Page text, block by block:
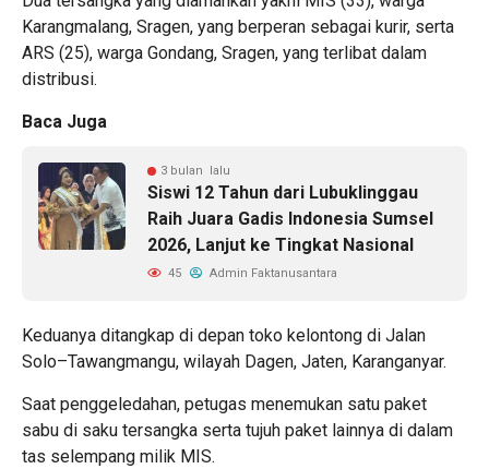
Karangmalang, Sragen, yang berperan sebagai kurir, serta
ARS (25), warga Gondang, Sragen, yang terlibat dalam
distribusi.
Baca Juga
3 bulan lalu
Siswi 12 Tahun dari Lubuklinggau
Raih Juara Gadis Indonesia Sumsel
2026, Lanjut ke Tingkat Nasional
45 Admin Faktanusantara
Keduanya ditangkap di depan toko kelontong di Jalan
Solo–Tawangmangu, wilayah Dagen, Jaten, Karanganyar.
Saat penggeledahan, petugas menemukan satu paket
sabu di saku tersangka serta tujuh paket lainnya di dalam
tas selempang milik MIS.